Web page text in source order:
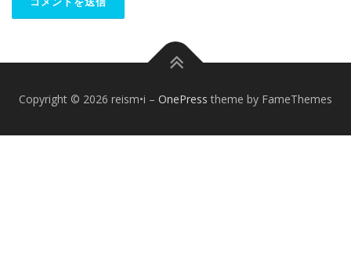
Copyright © 2026 reism•i – OnePress theme by FameThemes